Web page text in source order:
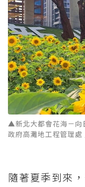
▲新北大都會花海－
政府高灘地工程管理處
隨著夏季到來